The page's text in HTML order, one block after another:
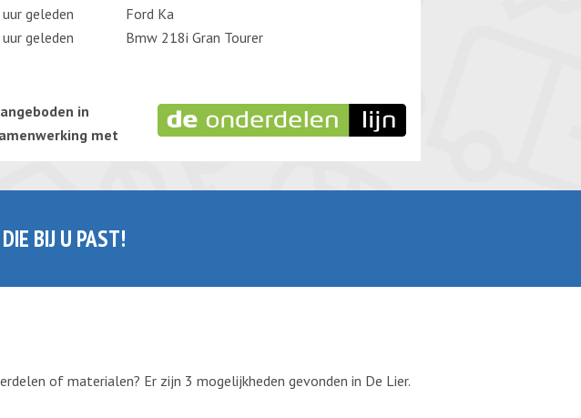
geleden
Ford Ka
geleden
Bmw 218i Gran Tourer
in
met
BIJ U PAST!
of materialen? Er zijn 3 mogelijkheden gevonden in De Lier.